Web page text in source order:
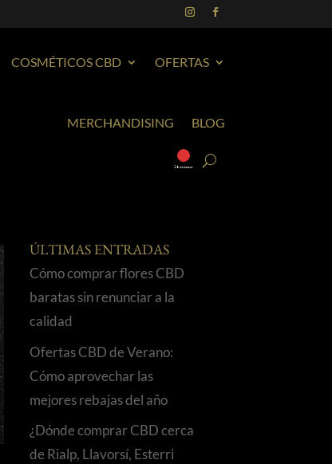
COSMÉTICOS CBD OFERTAS
MERCHANDISING BLOG
items
ÚLTIMAS ENTRADAS
Cómo comprar flores CBD
baratas sin renunciar a la
calidad
Ofertas CBD de Verano:
Cómo aprovechar las
mejores rebajas del año
¿Dónde comprar CBD cerca
de Rialp, Llavorsí, Esterri